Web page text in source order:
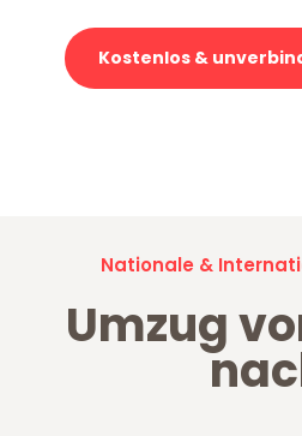
Kostenlos &
Nationale &
Umzug